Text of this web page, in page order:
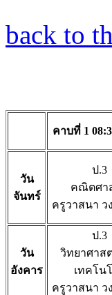
back to
คาบที่ 1
วัน
จันทร์
ป.3
คณิตศา
ครูวาสนา ว
วัน
อังคาร
ป.3
วิทยาศาส
เทคโน
ครูวาสนา ว